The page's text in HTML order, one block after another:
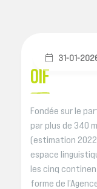
31-01-
OIF
Fondée sur le
par plus de 340
(estimation
espace
les cinq
forme de